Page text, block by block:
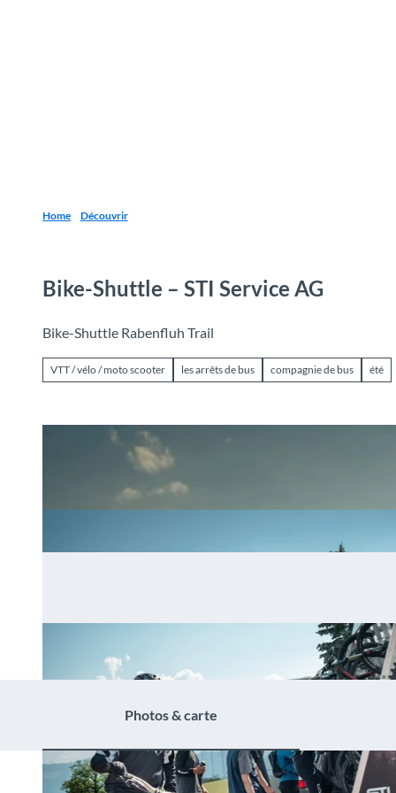
Home Découvrir
Bike-Shuttle – STI Service AG
Bike-Shuttle Rabenfluh Trail
VTT / vélo / moto scooter les arrêts de bus compagnie de bus été
Photos & carte